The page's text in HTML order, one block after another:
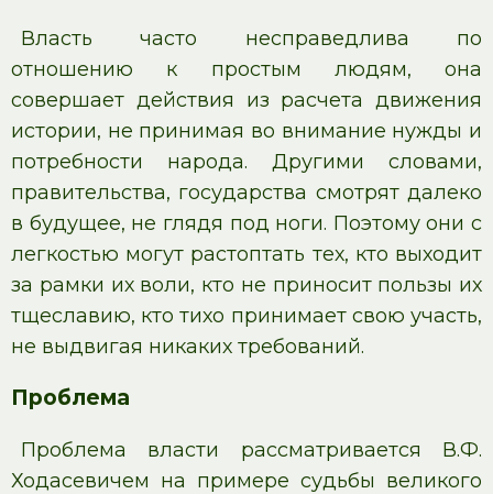
Власть часто несправедлива по
отношению к простым людям, она
совершает действия из расчета движения
истории, не принимая во внимание нужды и
потребности народа. Другими словами,
правительства, государства смотрят далеко
в будущее, не глядя под ноги. Поэтому они с
легкостью могут растоптать тех, кто выходит
за рамки их воли, кто не приносит пользы их
тщеславию, кто тихо принимает свою участь,
не выдвигая никаких требований.
Проблема
Проблема власти рассматривается В.Ф.
Ходасевичем на примере судьбы великого